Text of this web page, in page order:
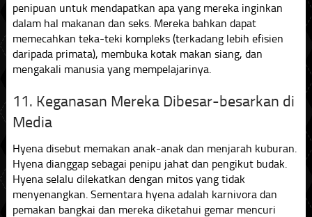
penipuan untuk mendapatkan apa yang mereka inginkan
dalam hal makanan dan seks. Mereka bahkan dapat
memecahkan teka-teki kompleks (terkadang lebih efisien
daripada primata), membuka kotak makan siang, dan
mengakali manusia yang mempelajarinya.
11. Keganasan Mereka Dibesar-besarkan di
Media
Hyena disebut memakan anak-anak dan menjarah kuburan.
Hyena dianggap sebagai penipu jahat dan pengikut budak.
Hyena selalu dilekatkan dengan mitos yang tidak
menyenangkan. Sementara hyena adalah karnivora dan
pemakan bangkai dan mereka diketahui gemar mencuri